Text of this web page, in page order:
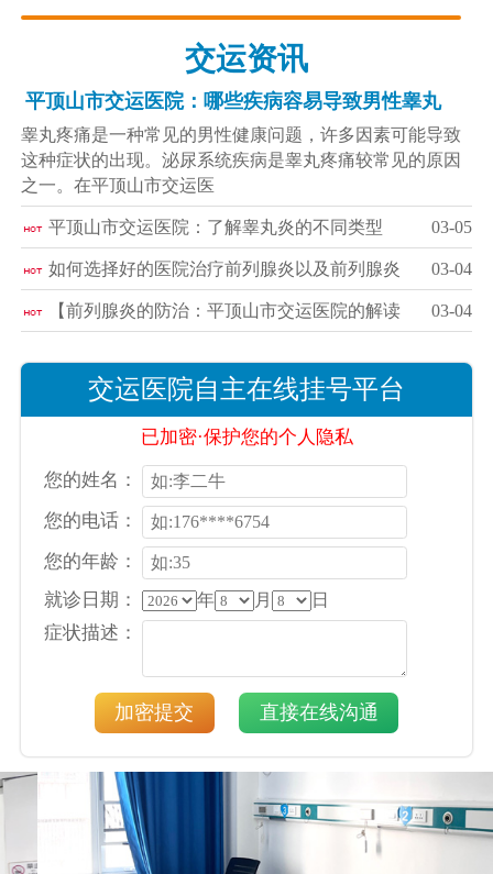
交运资讯
平顶山市交运医院：哪些疾病容易导致男性睾丸
睾丸疼痛是一种常见的男性健康问题，许多因素可能导致
这种症状的出现。泌尿系统疾病是睾丸疼痛较常见的原因
之一。在平顶山市交运医
平顶山市交运医院：了解睾丸炎的不同类型 03-05
如何选择好的医院治疗前列腺炎以及前列腺炎 03-04
【前列腺炎的防治：平顶山市交运医院的解读 03-04
交运医院自主在线挂号平台
已加密·保护您的个人隐私
您的姓名：
您的电话：
您的年龄：
就诊日期：
年 月 日
症状描述：
加密提交 直接在线沟通